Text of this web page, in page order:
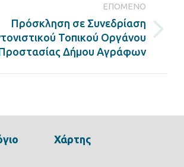
ΕΠΌΜΕΝΟ
Πρόσκληση σε Συνεδρίαση
Τοπικού Οργάνου
Προστασίας Δήμου Αγράφων
Χάρτης